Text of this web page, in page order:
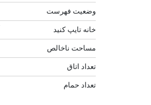
وضعیت فهرست
خانه تایپ کنید
مساحت ناخالص
تعداد اتاق
تعداد حمام